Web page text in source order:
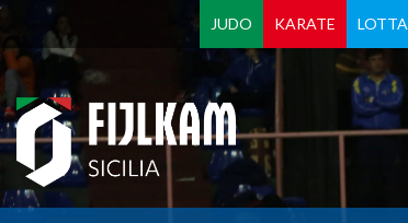
JUDO KARATE LOTTA